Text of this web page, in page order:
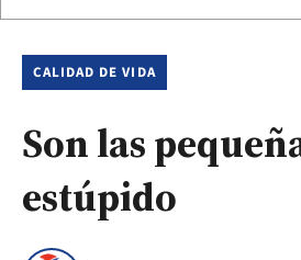
CALIDAD DE VIDA
Son las
estúpido